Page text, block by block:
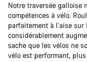
Notre traversée galloise
compétences à vélo.
parfaitement à l’aise
considérablement
sache que les vélos ne
vélo est performant,